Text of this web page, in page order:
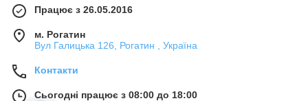
Працює з 26.05.2016
м. Рогатин
Вул Галицька 126, Рогатин , Україна
Контакти
Сьогодні працює з 08:00 до 18:00